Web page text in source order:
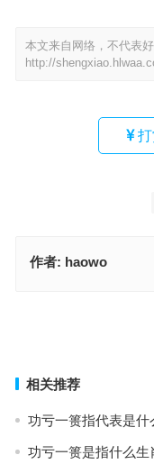
本文来自网络，不代表
http://
打
作者: haowo
相关推荐
功亏一篑指代表是
功亏一篑是指什么